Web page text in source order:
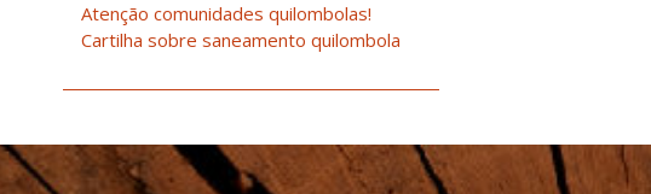
Atenção comunidades quilombolas!
Cartilha sobre saneamento quilombola